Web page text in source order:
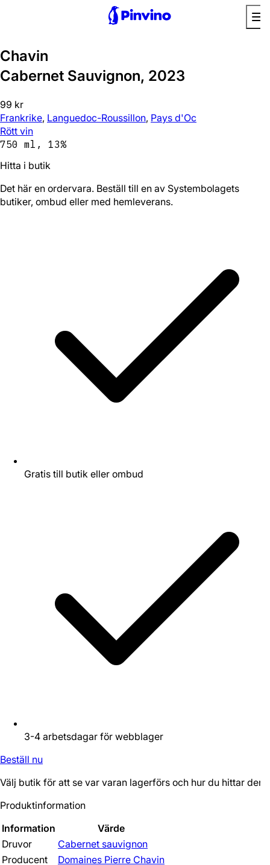
Chavin
Cabernet Sauvignon, 2023
99 kr
Frankrike, Languedoc-Roussillon, Pays d'Oc
Rött vin
750 ml, 13%
Hitta i butik
Det här en ordervara. Beställ till en av Systembolagets
butiker, ombud eller med hemleverans.
Gratis till butik eller ombud
3-4 arbetsdagar för webblager
Beställ nu
Välj butik för att se var varan lagerförs och hur du hittar den.
Produktinformation
Information
Värde
Druvor
Cabernet sauvignon
Producent
Domaines Pierre Chavin